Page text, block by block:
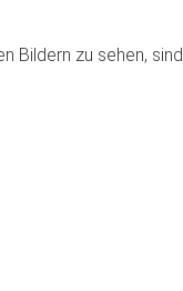
Bildern zu sehen, sind